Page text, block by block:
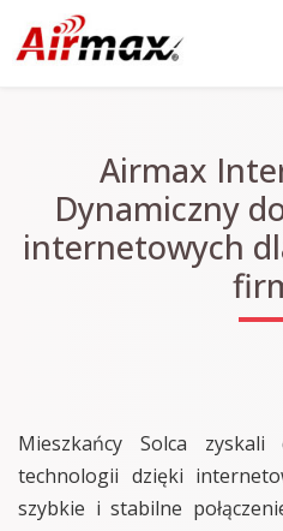
Airmax
Dynamiczny
internetowych
Mieszkańcy Solca
technologii dzięki
szybkie i stabilne